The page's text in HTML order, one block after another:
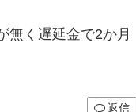
無く遅延金で2か月
返信